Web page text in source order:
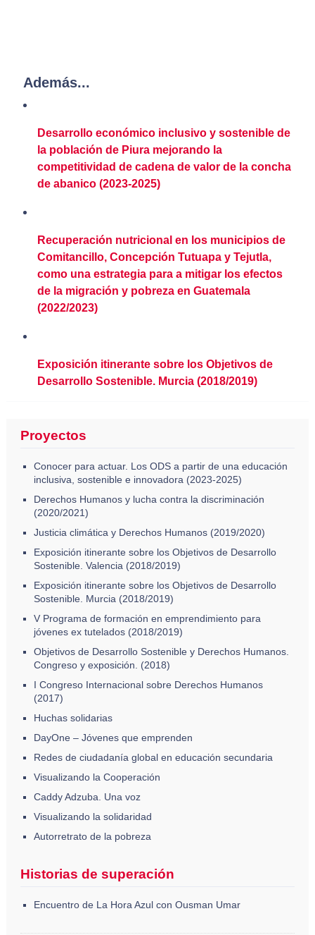
Además...
Desarrollo económico inclusivo y sostenible de
la población de Piura mejorando la
competitividad de cadena de valor de la concha
de abanico (2023-2025)
Recuperación nutricional en los municipios de
Comitancillo, Concepción Tutuapa y Tejutla,
como una estrategia para a mitigar los efectos
de la migración y pobreza en Guatemala
(2022/2023)
Exposición itinerante sobre los Objetivos de
Desarrollo Sostenible. Murcia (2018/2019)
Proyectos
Conocer para actuar. Los ODS a partir de una educación
inclusiva, sostenible e innovadora (2023-2025)
Derechos Humanos y lucha contra la discriminación
(2020/2021)
Justicia climática y Derechos Humanos (2019/2020)
Exposición itinerante sobre los Objetivos de Desarrollo
Sostenible. Valencia (2018/2019)
Exposición itinerante sobre los Objetivos de Desarrollo
Sostenible. Murcia (2018/2019)
V Programa de formación en emprendimiento para
jóvenes ex tutelados (2018/2019)
Objetivos de Desarrollo Sostenible y Derechos Humanos.
Congreso y exposición. (2018)
I Congreso Internacional sobre Derechos Humanos
(2017)
Huchas solidarias
DayOne – Jóvenes que emprenden
Redes de ciudadanía global en educación secundaria
Visualizando la Cooperación
Caddy Adzuba. Una voz
Visualizando la solidaridad
Autorretrato de la pobreza
Historias de superación
Encuentro de La Hora Azul con Ousman Umar